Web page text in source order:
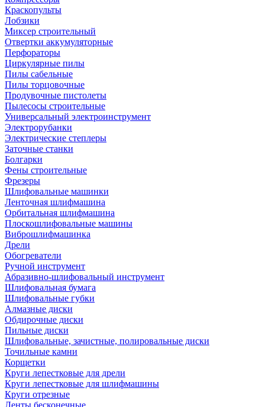
Краскопульты
Лобзики
Миксер строительный
Отвертки аккумуляторные
Перфораторы
Циркулярные пилы
Пилы сабельные
Пилы торцовочные
Продувочные пистолеты
Пылесосы строительные
Универсальный электроинструмент
Электрорубанки
Электрические степлеры
Заточные станки
Болгарки
Фены строительные
Фрезеры
Шлифовальные машинки
Ленточная шлифмашина
Орбитальная шлифмашина
Плоскошлифовальные машины
Виброшлифмашинка
Дрели
Обогреватели
Ручной инструмент
Абразивно-шлифовальный инструмент
Шлифовальная бумага
Шлифовальные губки
Алмазные диски
Обдирочные диски
Пильные диски
Шлифовальные, зачистные, полировальные диски
Точильные камни
Корщетки
Круги лепестковые для дрели
Круги лепестковые для шлифмашины
Круги отрезные
Ленты бесконечные